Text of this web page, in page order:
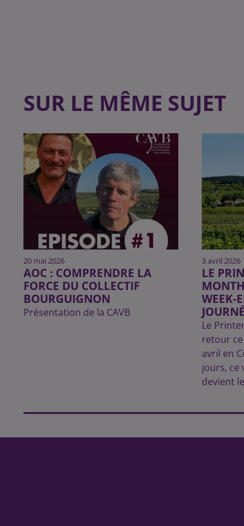
SUR LE MÊME SUJET
20 mai 2026
AOC : COMPRENDRE LA
FORCE DU COLLECTIF
BOURGUIGNON
Présentation de la CAVB
3 avril 2026
LE
WEEK-
Le
retour
avril en
jours, ce
devient